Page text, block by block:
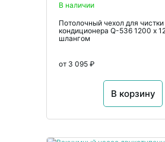
В наличии
Потолочный чехол для чистки
кондиционера Q-536 1200 х
шлангом
от 3 095 ₽
В корзину